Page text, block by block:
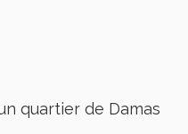
quartier de Damas